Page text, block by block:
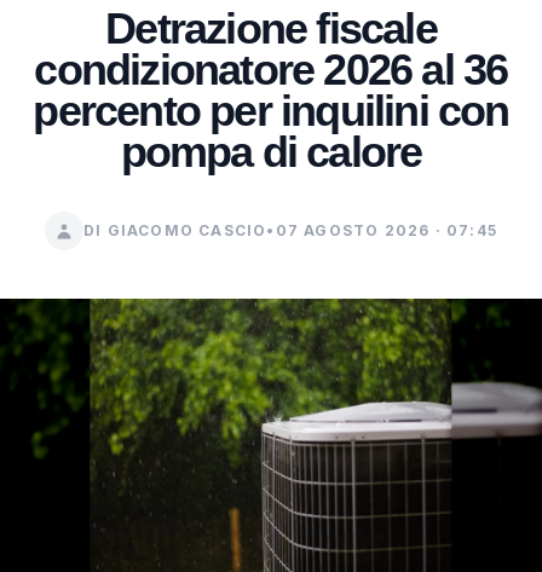
Detrazione fiscale
condizionatore 2026 al 36
percento per inquilini con
pompa di calore
DI GIACOMO CASCIO • 07 AGOSTO 2026 · 07:45